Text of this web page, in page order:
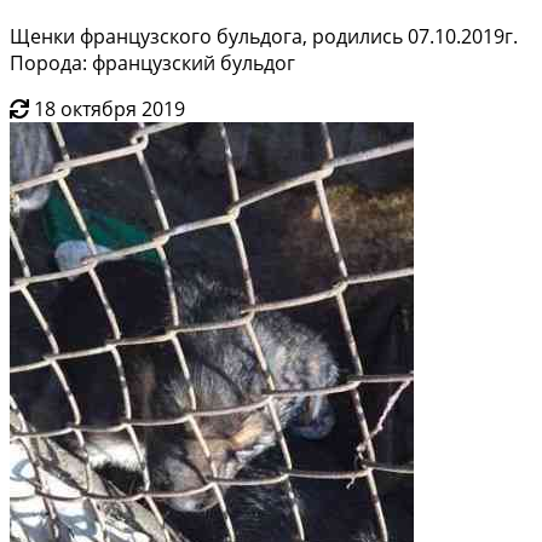
Щенки французского бульдога, родились 07.10.2019г.
Порода: французский бульдог
18 октября 2019